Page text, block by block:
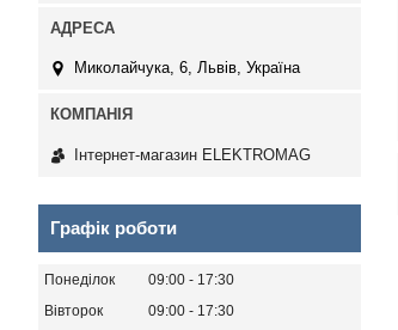
Миколайчука, 6, Львів, Україна
Інтернет-магазин ELEKTROMAG
Графік роботи
Понеділок 09:00
17:30
Вівторок
09:00
17:30